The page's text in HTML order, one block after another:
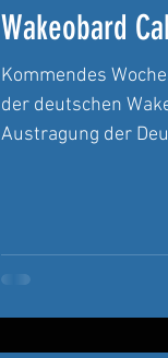
Wakeobard
Kommendes
der deutschen
Austragung der